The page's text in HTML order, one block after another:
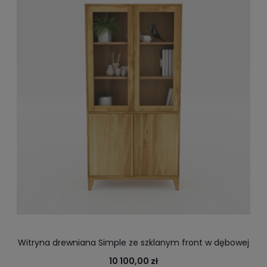
Witryna drewniana Simple ze szklanym front w dębowej
oprawie, jakość zaszyta w dębie, jesionie
10 100,00 zł